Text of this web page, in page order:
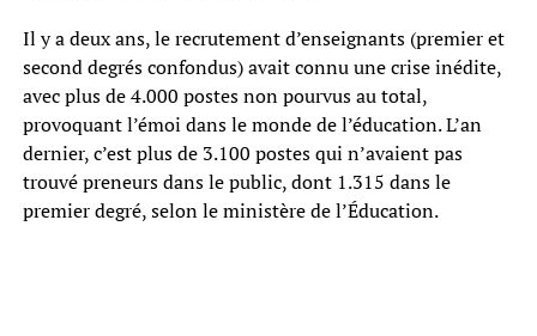
Il y a deux ans, le recrutement d’enseignants (premier et
second degrés confondus) avait connu une crise inédite,
avec plus de 4.000 postes non pourvus au total,
provoquant l’émoi dans le monde de l’éducation. L’an
dernier, c’est plus de 3.100 postes qui n’avaient pas
trouvé preneurs dans le public, dont 1.315 dans le
premier degré, selon le ministère de l’Éducation.